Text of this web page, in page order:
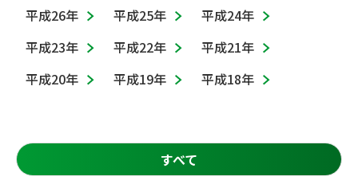
平成26年
平成25年
平成24年
平成23年
平成22年
平成21年
平成20年
平成19年 平成18年
すべて